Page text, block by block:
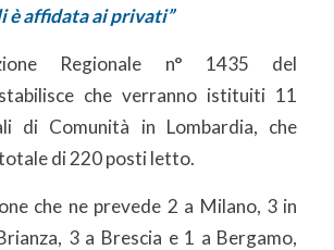
è affidata ai privati”
Regionale n° 1435 del
che verranno istituiti 11
di Comunità in Lombardia, che
di 220 posti letto.
che ne prevede 2 a Milano, 3 in
3 a Brescia e 1 a Bergamo,